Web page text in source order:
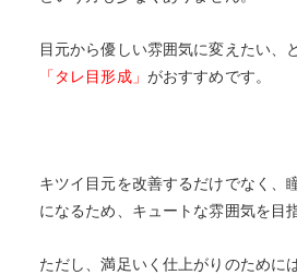
目元から優しい雰囲気に変えたい、
「タレ目形成」 がおすすめです。
キツイ目元を改善するだけでなく、
になるため、キュートな雰囲気を目
ただし、満足いく仕上がりのために